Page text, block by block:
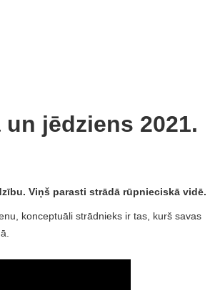
jēdziens 2021.
Viņš parasti strādā rūpnieciskā vidē.
konceptuāli strādnieks ir tas, kurš savas